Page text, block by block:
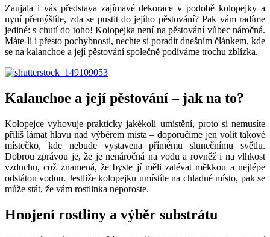
Kategorie Zahrada
1 komentář
15516
nejoblíbenější pokojové rostliny, k jejichž pěstování se uchyluje stále
více lidí především pro jejich nenáročnost a velice přitažlivý vzhled.